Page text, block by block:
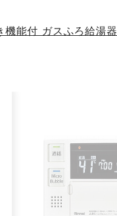
機能付 ガスふろ給湯器